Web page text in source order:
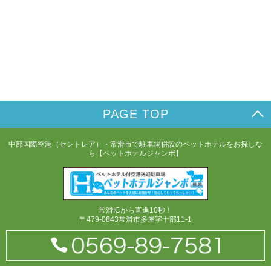
PAGE TOP
中部国際空港（セントレア）・常滑市で駐車場併設のペットホテルをお探しな
ら【ペットホテルジャンボ】
常滑ICから直進10秒！
〒479-0843常滑市多屋字十部11-1